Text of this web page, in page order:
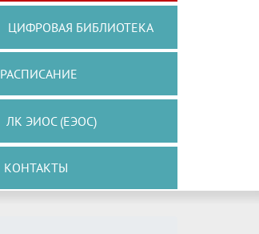
ЦИФРОВАЯ БИБЛИОТЕКА
РАСПИСАНИЕ
ЛК ЭИОС (ЕЭОС)
КОНТАКТЫ